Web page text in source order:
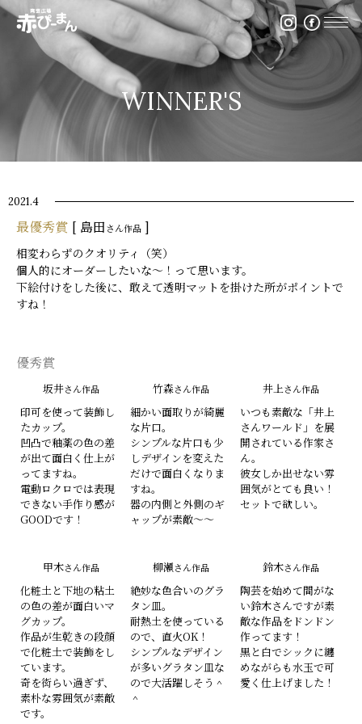
イベント・出張陶芸・体験陶芸は福岡市の陶芸教室赤
WINNER'S
2021.4
最優秀賞 [ 島田さん作品 ]
相変わらずのクオリティ（笑）
個人的にオーダーしたいな～！って思います。
下絵付けをした後に、敢えて透明マットを掛けた所がポイントで
すね！
優秀賞
坂井さん作品
印可を使って装飾し
たカップ。
凹凸で釉薬の色の差
が出て面白く仕上が
ってますね。
電動ロクロでは表現
できない手作り感が
GOODです！
竹森さん作品
細かい面取りが綺麗
な片口。
シンプルな片口も少
しデザインを変えた
だけで面白くなりま
すね。
器の内側と外側のギ
ャップが素敵～～
井上さん作品
いつも素敵な「井上
さんワールド」を展
開されている作家さ
ん。
彼女しか出せない雰
囲気がとても良い！
セットで欲しい。
甲木さん作品
化粧土と下地の粘土
の色の差が面白いマ
グカップ。
作品が生乾きの段顔
で化粧土で装飾をし
ています。
奇を衒らい過ぎず、
素朴な雰囲気が素敵
です。
柳瀬さん作品
絶妙な色合いのグラ
タン皿。
耐熱土を使っている
ので、直火OK！
シンプルなデザイン
が多いグラタン皿な
ので大活躍しそう＾
＾
鈴木さん作品
陶芸を始めて間がな
い鈴木さんですが素
敵な作品をドンドン
作ってます！
黒と白でシックに纏
めながらも水玉で可
愛く仕上げました！